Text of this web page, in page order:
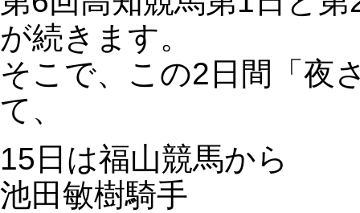
が続きます。
そこで、この2日間「夜
て、
15日は福山競馬から
池田敏樹騎手